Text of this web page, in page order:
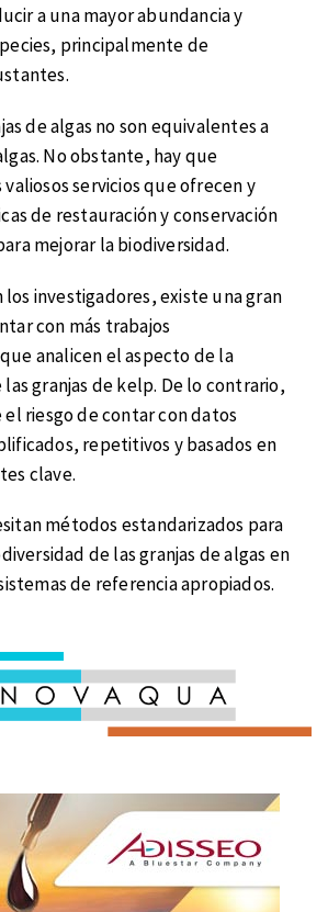
a una mayor abundancia y
principalmente de
de algas no son equivalentes a
No obstante, hay que
servicios que ofrecen y
de restauración y conservación
mejorar la biodiversidad.
los investigadores, existe una gran
con más trabajos
analicen el aspecto de la
granjas de kelp. De lo contrario,
el riesgo de contar con datos
repetitivos y basados en
clave.
métodos estandarizados para
de las granjas de algas en
de referencia apropiados.